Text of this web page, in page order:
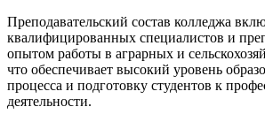
Преподавательский состав колледжа
квалифицированных специалистов и
опытом работы в аграрных и
что обеспечивает высокий уровень
процесса и подготовку студентов к
деятельности.